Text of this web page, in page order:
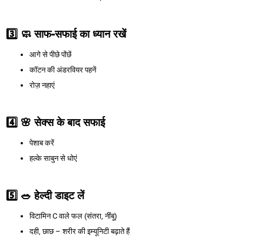
3️ 🧼साफ-सफाईकाध्यानरखें
आगे से पीछे पोंछें
कॉटन की अंडरवियर पहनें
रोज़ नहाएं
4️ 🌸सेक्सकेबादसफाई
पेशाब करें
हल्के साबुन से धोएं
5️ 🥗हेल्दीडाइटलें
विटामिन C वाले फल (संतरा, नींबू)
दही, छाछ – शरीर की इम्यूनिटी बढ़ाते हैं